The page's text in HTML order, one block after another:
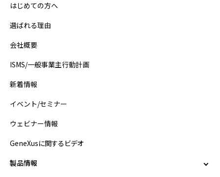
はじめての方へ
選ばれる理由
会社概要
ISMS/一般事業主行動計画
新着情報
イベント/セミナー
ウェビナー情報
GeneXusに関するビデオ
製品情報